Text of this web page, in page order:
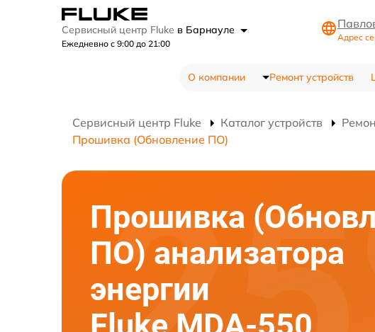
Сервисный центр Fluke в Барнауле
Ежедневно с 9:00 до 21:00
Адрес
О компании Ремонт устройств
Сервисный центр Fluke Каталог устройств
Прошивка (Обновление ПО)
Прошивка
ПО) анализатора
энергии